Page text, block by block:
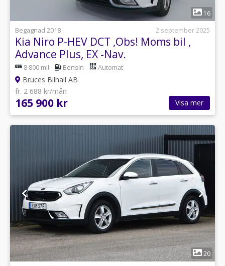
1
16
Begagnad 2018
2 september 2025
Kia Niro P-HEV DCT ,Obs! Moms bil ,
Advance Plus, EX -Nav.
8 800 mil Bensin Automat
Bruces Bilhall AB
fr. 2 688 kr/mån
165 900 kr Visa mer
1
20